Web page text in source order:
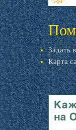
Задать
Карта